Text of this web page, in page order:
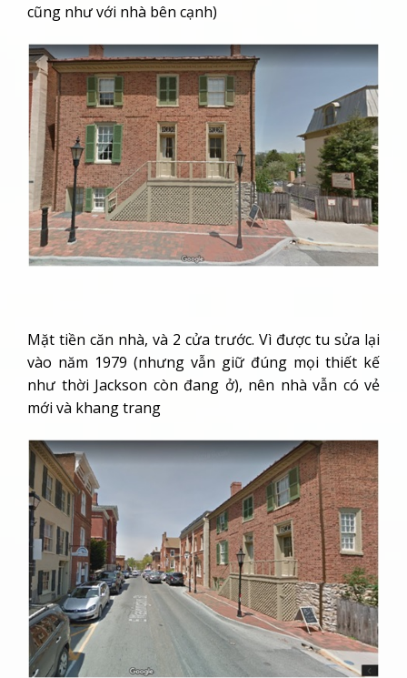
cũng như với nhà bên cạnh)
Mặt tiền căn nhà, và 2 cửa trước. Vì được tu sửa lại
vào năm 1979 (nhưng vẫn giữ đúng mọi thiết kế
như thời Jackson còn đang ở), nên nhà vẫn có vẻ
mới và khang trang